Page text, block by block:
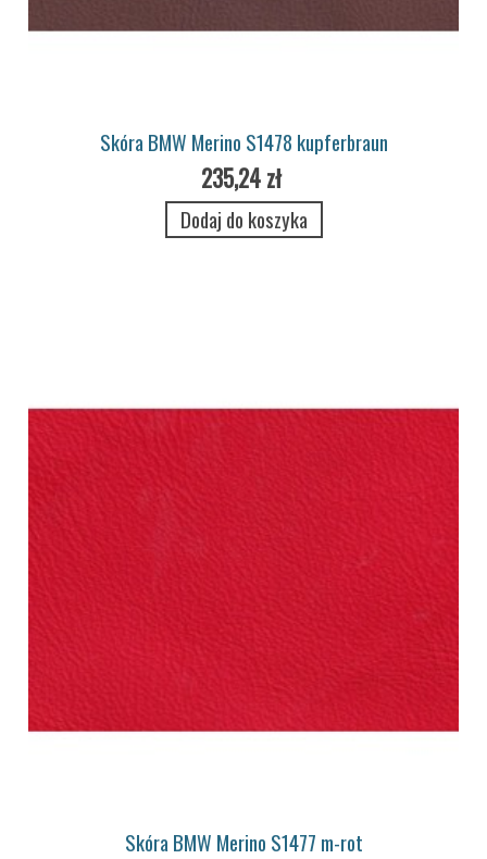
Skóra BMW Merino S1478 kupferbraun
235,24 zł
Dodaj do koszyka
Skóra BMW Merino S1477 m-rot